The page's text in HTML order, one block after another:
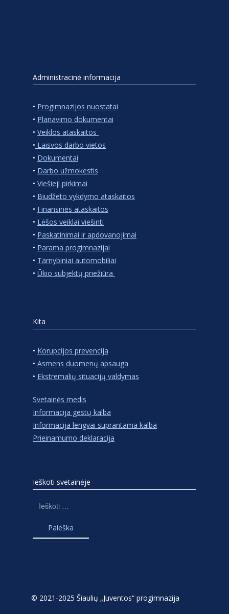
Administracinė informacija
• Progimnazijos nuostatai
• Planavimo dokumentai
• Veiklos ataskaitos
• Laisvos darbo vietos
• Dokumentai
• Darbo užmokestis
• Viešieji pirkimai
• Biudžeto vykdymo ataskaitos
• Finansinės ataskaitos
• Lėšos veiklai viešinti
• Paskatinimai ir apdovanojimai
• Parama progimnazijai
• Tarnybiniai automobiliai
• Ūkio subjektų priežiūra
Kita
• Korupcijos prevencija
• Asmens duomenų apsauga
• Ekstremalių situacijų valdymas
Svetainės medis
Informacija gestų kalba
Informacija lengvai suprantama kalba
Prieinamumo deklaracija
Ieškoti svetainėje
© 2021-2025 Šiaulių „Juventos“ progimnazija